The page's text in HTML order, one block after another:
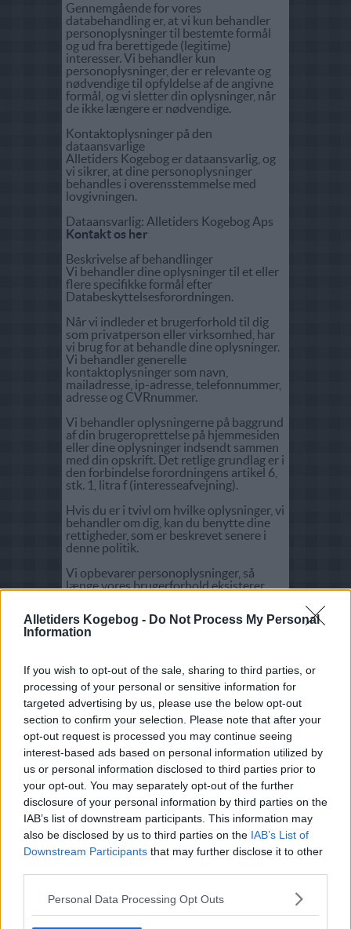
Alletiders Kogebog - Do Not Process My Personal
Information
If you wish to opt-out of the sale, sharing to third parties, or
processing of your personal or sensitive information for
targeted advertising by us, please use the below opt-out
section to confirm your selection. Please note that after your
opt-out request is processed you may continue seeing
interest-based ads based on personal information utilized by
us or personal information disclosed to third parties prior to
your opt-out. You may separately opt-out of the further
disclosure of your personal information by third parties on the
IAB’s list of downstream participants. This information may
also be disclosed by us to third parties on the IAB’s List of
Downstream Participants that may further disclose it to other
Personal Data Processing Opt Outs
Gennemgående for vores
databehandling er, at vi kun behandler
personoplysninger til bestemte formål
og ud fra berettigede (legitime)
interesser. Vi behandler kun
personoplysninger, der er relevante og
nødvendige til opfyldelse af de angivne
formål, og vi sletter din oplysninger, når
de ikke længere er nødvendige.
Kontaktoplysninger på den
dataansvarlige
Alletiders Kogebog er dataansvarlig, og
vi sikrer, at dine personoplysninger
behandles i overensstemmelse med
lovgivningen.
Dataansvarlig: Alletiders Kogebog Aps
Kontakt os her
Beskrivelse af behandlinger
Vi behandler dine oplysninger til et eller
flere specifikke formål efter
Databeskyttelsesforordningen.
Når vi indleder et brugerforhold til dig
som privatperson eller virksomhed, har
vi brug for at behandle dine oplysninger.
Vi behandler generelle
kontaktoplysninger som navn,
mailadresse, ip-adresse, telefonnummer,
adresse og CVRnummer.
Vi behandler oplysningerne på baggrund
af din brugeroprettelse på hjemmesiden
eller dine oplysninger indsendt sammen
med din opskrift. Det retlige grundlag er i
den forbindelse forordningens artikel 6,
stk. 1, litra f (interesseafvejning).
Hvis du er i tvivl om hvilke oplysninger, vi
behandler om dig, kan du benytte dine
rettigheder, som er beskrevet senere i
denne politik.
Vi opbevarer personoplysninger, så
længe vores brugerforhold eksisterer
Når du er i kontakt med os via Facebook,
Når du er i kontakt med os via LinkedIn,
kan de samle oplysninger om dig,som du
kan læse mere om her:
Når du er i kontakt med os via Instagram,
kan de samle oplysninger om dig,som du
kan læse mere om her:
Når du er i kontakt med os via Twitter,
kan de samle oplysninger om dig,som du
kan læse mere om her:
Når du er i kontakt med os via Pinterest,
kan de samle oplysninger om dig,som du
kan læse mere om her:
Dine oplysninger overføres ikke til andre.
Dine rettigheder